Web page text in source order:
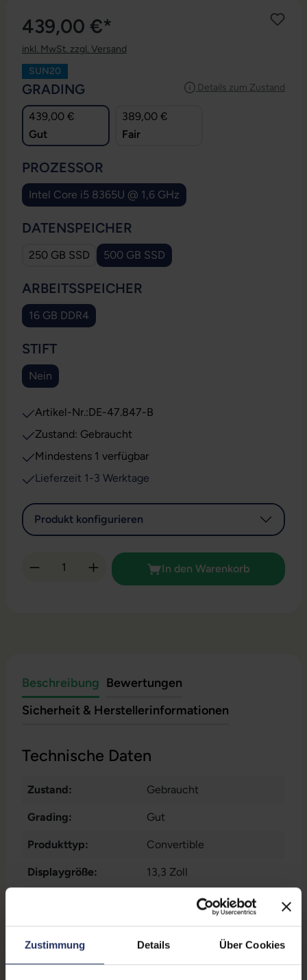
Zustimmung Details Über Cookies
439,00 €*
inkl. MwSt. zzgl. Versand
SUN20
Details zum Zustand
GRADING
439,00 €
Gut
389,00 €
Fair
PROZESSOR
Intel Core i5 8365U @ 1,6 GHz
DATENSPEICHER
250 GB SSD 500 GB SSD
ARBEITSSPEICHER
16 GB DDR4
STIFTAUSWÄHLEN
Nein
Artikel-Nr.:DE-47.847-B
Zustand: Gebraucht
Mindestens 1 verfügbar
Lieferzeit 1-3 Werktage
Produkt konfigurieren
Produkt Anzahl: Gib den gewünschten
In den Warenkorb
Beschreibung Bewertungen
Sicherheit & Herstellerinformationen
Technische Daten
Zustand: Gebraucht
Grading: Gut
Produkttyp: Convertible
Displaygröße: 13,3 Zoll
1920 x 1080 FHD
Displayart: Touchscreen